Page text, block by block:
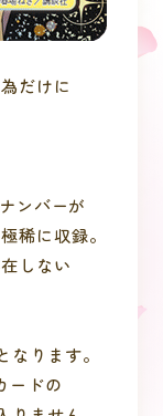
だけに
ンバーが
稀に収録。
しない
ります。
ードの